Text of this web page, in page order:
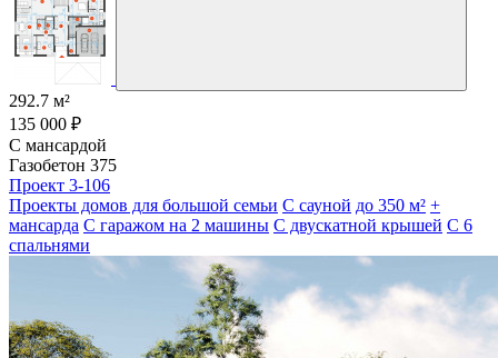
292.7 м²
135 000 ₽
С мансардой
Газобетон 375
Проект 3-106
Проекты домов для большой семьи С сауной до 350 м² +
мансарда С гаражом на 2 машины С двускатной крышей С 6
спальнями